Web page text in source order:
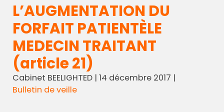
L’AUGMENTATION DU
FORFAIT PATIENTÈLE
MEDECIN TRAITANT
(article 21)
Cabinet BEELIGHTED| 14 décembre 2017 |
Bulletin de veille